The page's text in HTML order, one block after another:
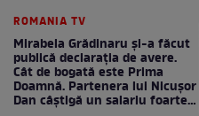
ROMANIA TV
Mirabela Grădinaru și-a făcut
publică declarația de avere.
Cât de bogată este Prima
Doamnă. Partenera lui Nicușor
Dan câștigă un salariu foarte